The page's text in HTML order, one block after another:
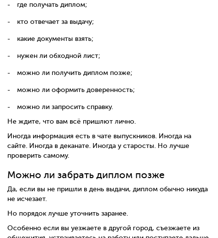
где получать диплом;
кто отвечает за выдачу;
какие документы взять;
нужен ли обходной лист;
можно ли получить диплом позже;
можно ли оформить доверенность;
можно ли запросить справку.
Не ждите, что вам всё пришлют лично.
Иногда информация есть в чате выпускников. Иногда на
сайте. Иногда в деканате. Иногда у старосты. Но лучше
проверить самому.
Можно ли забрать диплом позже
Да, если вы не пришли в день выдачи, диплом обычно никуда
не исчезает.
Но порядок лучше уточнить заранее.
Особенно если вы уезжаете в другой город, съезжаете из